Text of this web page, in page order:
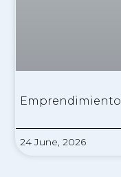
Emprendimiento
24 June, 2026